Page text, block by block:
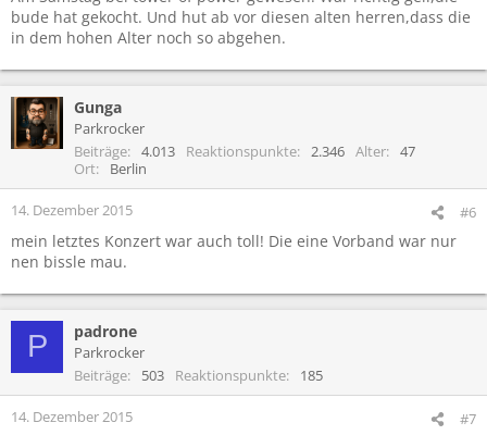
bude hat gekocht. Und hut ab vor diesen alten herren,dass die
in dem hohen Alter noch so abgehen.
Gunga
Parkrocker
Beiträge
4.013 Reaktionspunkte 2.346 Alter
47
Ort
Berlin
14. Dezember 2015 #6
mein letztes Konzert war auch toll! Die eine Vorband war nur
nen bissle mau.
P padrone
Parkrocker
Beiträge
503 Reaktionspunkte 185
14. Dezember 2015 #7